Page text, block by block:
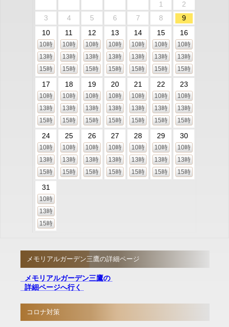
1
2
3
4 5 6 7 8
9
10
10時
13時
15時
11
10時
13時
15時
12
10時
13時
15時
13
10時
13時
15時
14
10時
13時
15時
15
10時
13時
15時
16
10時
13時
15時
17
10時
13時
15時
18
10時
13時
15時
19
10時
13時
15時
20
10時
13時
15時
21
10時
13時
15時
22
10時
13時
15時
23
10時
13時
15時
24
10時
13時
15時
25
10時
13時
15時
26
10時
13時
15時
27
10時
13時
15時
28
10時
13時
15時
29
10時
13時
15時
30
10時
13時
15時
31
10時
13時
15時
メモリアルガーデン三鷹の詳細ページ
メモリアルガーデン三鷹の
詳細ページへ行く
コロナ対策